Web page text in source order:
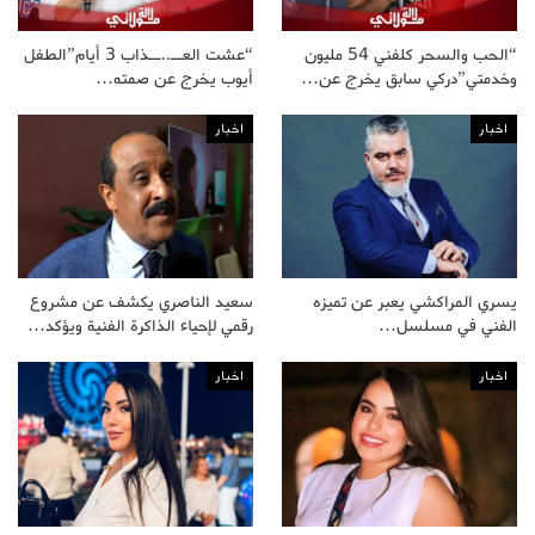
“الحب والسحر كلفني 54 مليون
وخدمتي”دركي سابق يخرج عن…
“عشت العــ..ــذاب 3 أيام”الطفل
أيوب يخرج عن صمته…
اخبار
يسري المراكشي يعبر عن تميزه
الفني في مسلسل…
اخبار
سعيد الناصري يكشف عن مشروع
رقمي لإحياء الذاكرة الفنية ويؤكد…
اخبار اخبار